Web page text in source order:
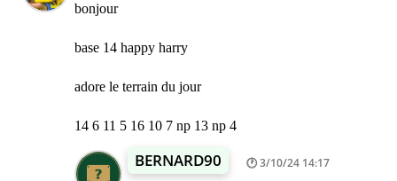
bonjour
base 14 happy harry
adore le terrain du jour
14 6 11 5 16 10 7 np 13 np 4
BERNARD90 3/10/24 14:17